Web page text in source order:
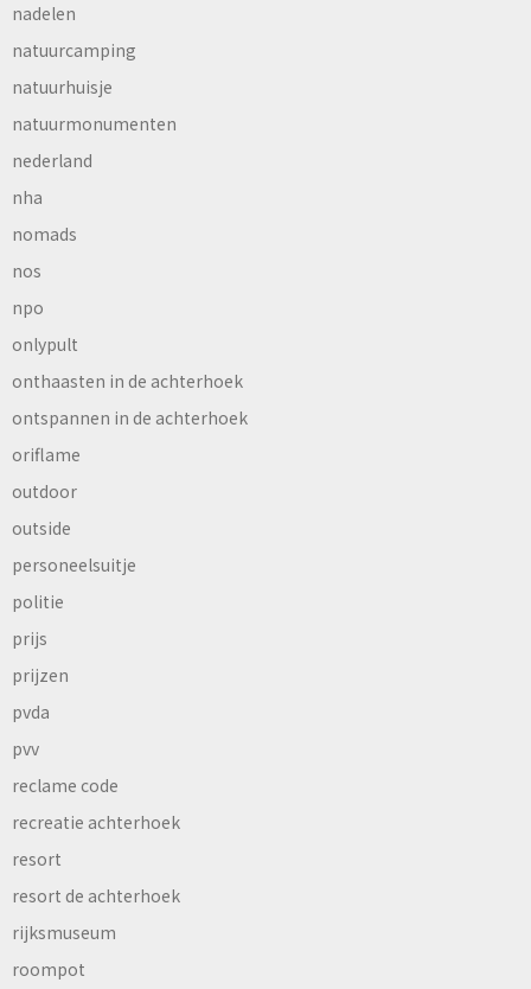
nadelen
natuurcamping
natuurhuisje
natuurmonumenten
nederland
nha
nomads
nos
npo
onlypult
onthaasten in de achterhoek
ontspannen in de achterhoek
oriflame
outdoor
outside
personeelsuitje
politie
prijs
prijzen
pvda
pvv
reclame code
recreatie achterhoek
resort
resort de achterhoek
rijksmuseum
roompot